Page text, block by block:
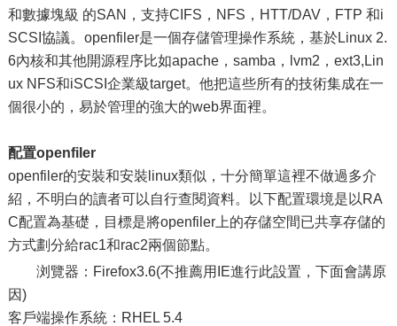
和數據塊級 的SAN，支持CIFS，NFS，HTT/DAV，FTP 和i
SCSI協議。openfiler是一個存儲管理操作系統，基於Linux 2.
6內核和其他開源程序比如apache，samba，lvm2，ext3,Lin
ux NFS和iSCSI企業級target。他把這些所有的技術集成在一
個很小的，易於管理的強大的web界面裡。
配置openfiler
openfiler的安裝和安裝linux類似，十分簡單這裡不做過多介
紹，不明白的讀者可以自行查閱資料。以下配置環境是以RA
C配置為基礎，目標是將openfiler上的存儲空間已共享存儲的
方式劃分給rac1和rac2兩個節點。
浏覽器：Firefox3.6(不推薦用IE進行此設置，下面會講原
因)
客戶端操作系統：RHEL 5.4